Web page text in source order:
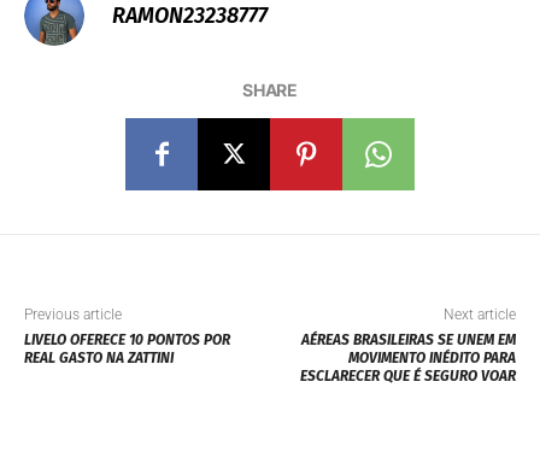
RAMON23238777
SHARE
Previous article
LIVELO OFERECE 10 PONTOS POR
REAL GASTO NA ZATTINI
Next article
AÉREAS BRASILEIRAS SE UNEM EM
MOVIMENTO INÉDITO PARA
ESCLARECER QUE É SEGURO VOAR